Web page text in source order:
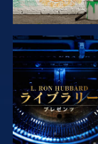
シリーズを探求